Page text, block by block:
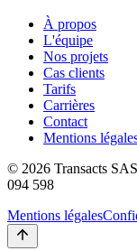
À propos
L'équipe
Nos projets
Cas clients
Tarifs
Carrières
Contact
Mentions
© 2026 Transacts
094 598
Mentions légales